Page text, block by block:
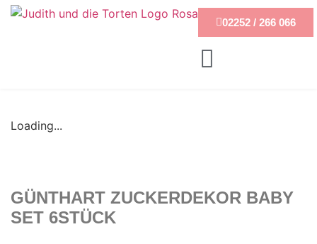
02252 / 266 066
Loading...
GÜNTHART ZUCKERDEKOR BABY
SET 6STÜCK